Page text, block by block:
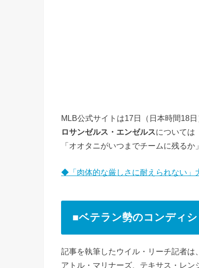
MLB公式サイトは17日（日本時間18
ロサンゼルス・エンゼルスについては
「オオタニがいつまでチームに残る
◆「肉体的な厳しさに耐えられない」
■ベテラン勢のコンディ
記事を執筆したウイル・リーチ記者
アトル・マリナーズ、テキサス・レ